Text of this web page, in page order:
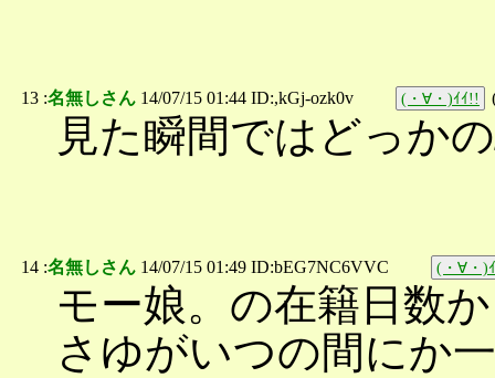
13 :名無しさん 14/07/15 01:44 ID:,kGj-ozk0v (・∀・)ｲｲ!!
見た瞬間ではどっか
14 :名無しさん 14/07/15 01:49 ID:bEG7NC6VVC (・∀・)
モー娘。の在籍日数か
さゆがいつの間にか